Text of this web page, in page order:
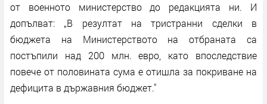
от военното министерство до редакцията ни. И
допълват: „В резултат на тристранни сделки в
бюджета на Министерството на отбраната са
постъпили над 200 млн. евро, като впоследствие
повече от половината сума е отишла за покриване на
дефицита в държавния бюджет."